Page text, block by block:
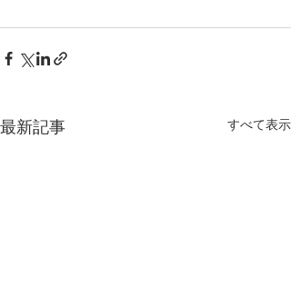
最新記事 すべて表示